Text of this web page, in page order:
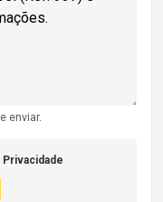
enviar.
Privacidade